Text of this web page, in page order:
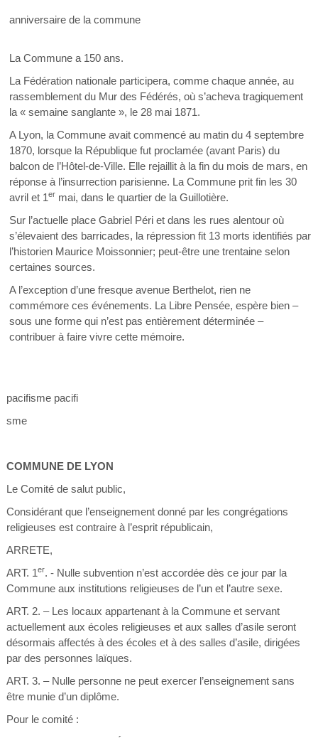
anniversaire de la commune
La Commune a 150 ans.
La Fédération nationale participera, comme chaque année, au
rassemblement du Mur des Fédérés, où s’acheva tragiquement
la « semaine sanglante », le 28 mai 1871.
A Lyon, la Commune avait commencé au matin du 4 septembre
1870, lorsque la République fut proclamée (avant Paris) du
balcon de l’Hôtel-de-Ville. Elle rejaillit à la fin du mois de mars, en
réponse à l’insurrection parisienne. La Commune prit fin les 30
avril et 1ermai, dans le quartier de la Guillotière.
Sur l’actuelle place Gabriel Péri et dans les rues alentour où
s’élevaient des barricades, la répression fit 13 morts identifiés par
l’historien Maurice Moissonnier; peut-être une trentaine selon
certaines sources.
A l’exception d’une fresque avenue Berthelot, rien ne
commémore ces événements. La Libre Pensée, espère bien –
sous une forme qui n’est pas entièrement déterminée –
contribuer à faire vivre cette mémoire.
pacifisme pacifi
sme
COMMUNE DE LYON
Le Comité de salut public,
Considérant que l’enseignement donné par les congrégations
religieuses est contraire à l’esprit républicain,
ARRETE,
ART. 1er. - Nulle subvention n’est accordée dès ce jour par la
Commune aux institutions religieuses de l’un et l’autre sexe.
ART. 2. – Les locaux appartenant à la Commune et servant
actuellement aux écoles religieuses et aux salles d’asile seront
désormais affectés à des écoles et à des salles d’asile, dirigées
par des personnes laïques.
ART. 3. – Nulle personne ne peut exercer l’enseignement sans
être munie d’un diplôme.
Pour le comité :